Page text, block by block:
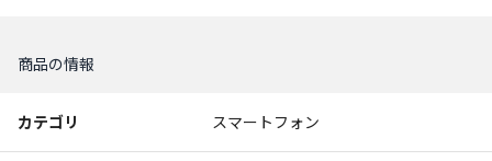
商品の情報
カテゴリ スマートフォン